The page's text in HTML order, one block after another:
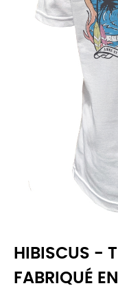
HIBISCUS -
FABRIQUÉ